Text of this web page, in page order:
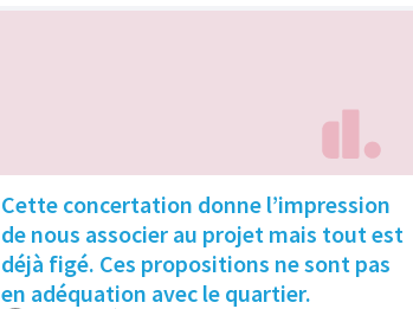
Cette concertation donne l’impression
de nous associer au projet mais tout est
déjà figé. Ces propositions ne sont pas
en adéquation avec le quartier.